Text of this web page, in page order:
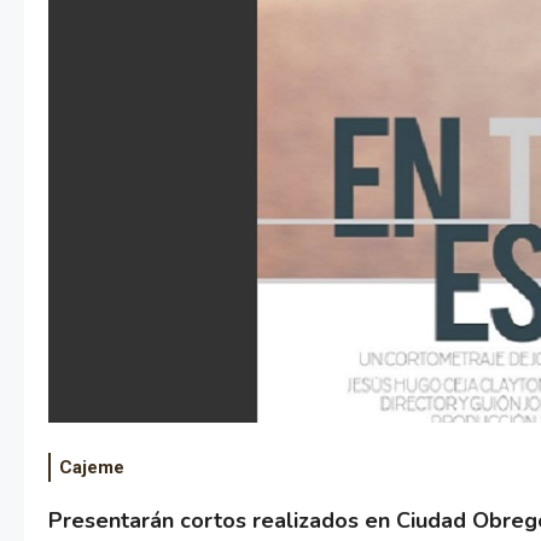
Cajeme
Presentarán cortos realizados en Ciudad